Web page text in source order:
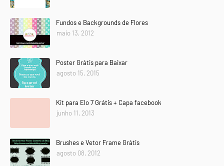
Fundos e Backgrounds de Flores
maio 13, 2012
Poster Grátis para Baixar
agosto 15, 2015
Kit para Elo 7 Grátis + Capa facebook
junho 11, 2013
Brushes e Vetor Frame Grátis
agosto 08, 2012